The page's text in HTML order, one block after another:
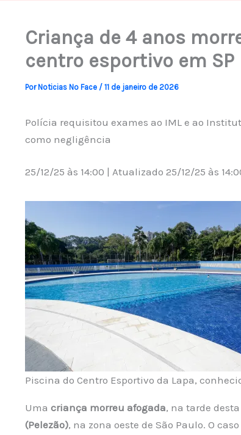
Criança de 4 anos
centro esportivo em SP
PorNoticias No Face / 11 de janeiro de 2026
Polícia requisitou exames ao IML e ao
como negligência
25/12/25 às 14:00 | Atualizado 25/12/25 às
Piscina do Centro Esportivo da Lapa,
Uma criança morreu afogada, na tarde
(Pelezão), na zona oeste de São Paulo. O